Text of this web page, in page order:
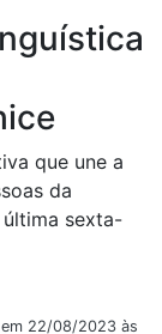
que une a
da
sexta-
22/08/2023 às